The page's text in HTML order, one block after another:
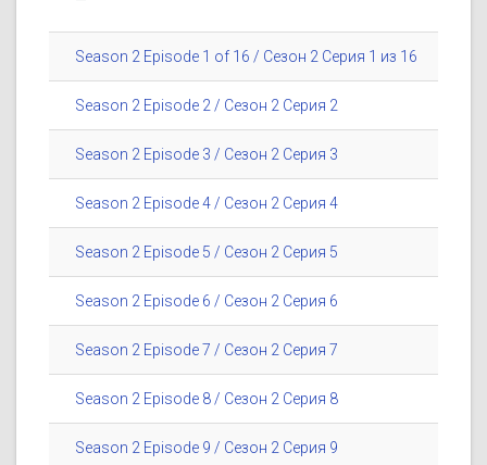
Season 2 Episode 1 of 16 / Сезон 2 Серия 1 из 16
Season 2 Episode 2 / Сезон 2 Серия 2
Season 2 Episode 3 / Сезон 2 Серия 3
Season 2 Episode 4 / Сезон 2 Серия 4
Season 2 Episode 5 / Сезон 2 Серия 5
Season 2 Episode 6 / Сезон 2 Серия 6
Season 2 Episode 7 / Сезон 2 Серия 7
Season 2 Episode 8 / Сезон 2 Серия 8
Season 2 Episode 9 / Сезон 2 Серия 9